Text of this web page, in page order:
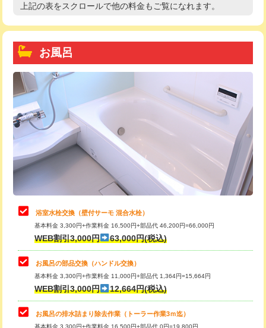
高度高圧洗浄換 現地調査
トーラー機使用/3mまで
追加トーラー機使用/3m超え
カメラ調査 33,000円
桝清掃 8,800円
止水・漏水調査・防水処理・清掃・修
理・調整・分解・加工など（軽作業）
止水・漏水調査・防水処理・清掃・修
理・調整・分解・加工など（中作業）
22,000円
止水・漏水調査・防水処理・清掃・修
理・調整・分解・加工など（重作業）
33,000円
トイレタンク脱着
トイレ便器脱着
タンクレストイレ脱着 33,000円
上記の表をスクロールで他の料金もご覧になれます。
お風呂
浴室水栓交換（壁付サーモ 混合水栓）
基本料金 3,300円+作業料金 16,500円+部品代 46,200円=66,000円
WEB割引3,000円 63,000円(税込)
お風呂の部品交換（ハンドル交換）
基本料金 3,300円+作業料金 11,000円+部品代 1,364円=15,664円
WEB割引3,000円 12,664円(税込)
お風呂の排水詰まり除去作業（トーラー作業3ｍ迄）
基本料金 3,300円+作業料金 16,500円+部品代 0円=19,800円